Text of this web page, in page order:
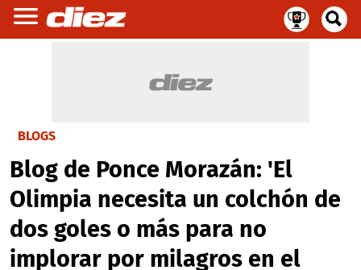
BLOGS
Blog de Ponce Morazán: 'El
Olimpia necesita un colchón de
dos goles o más para no
implorar por milagros en el